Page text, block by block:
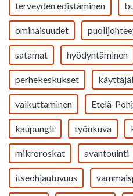
terveyden edistäminen
ominaisuudet
satamat hyödyntäminen
perhekeskukset
vaikuttaminen Etelä-
kaupungit työnkuva
mikroroskat avantouinti
itseohjautuvuus